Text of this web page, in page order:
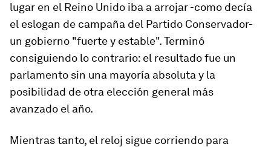
lugar en el Reino Unido iba a arrojar -como decía
el eslogan de campaña del Partido Conservador-
un gobierno "fuerte y estable". Terminó
consiguiendo lo contrario: el resultado fue un
parlamento sin una mayoría absoluta y la
posibilidad de otra elección general más
avanzado el año.
Mientras tanto, el reloj sigue corriendo para